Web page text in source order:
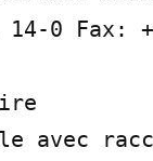
0 Fax:
avec